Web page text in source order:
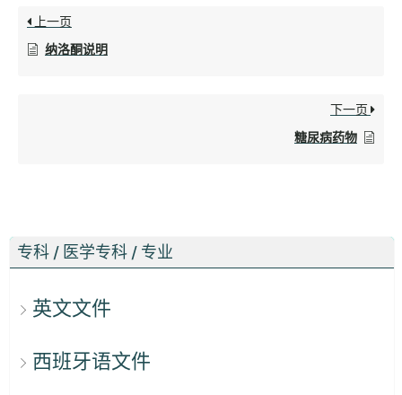
专科 / 医学专科 / 专业
英文文件
西班牙语文件
上一页
纳洛酮说明
下一页
糖尿病药物